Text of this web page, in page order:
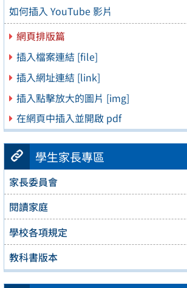
如何插入 YouTube 影片
網頁排版篇
插入檔案連結 [file]
插入網址連結 [link]
插入點擊放大的圖片 [img]
在網頁中插入並開啟 pdf
學生家長專區
家長委員會
閱讀家庭
學校各項規定
教科書版本